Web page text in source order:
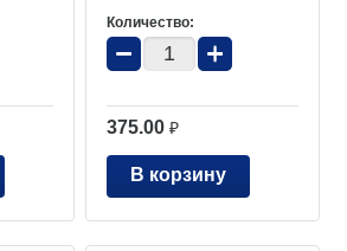
Количество:
− +
375.00 ₽
В корзину